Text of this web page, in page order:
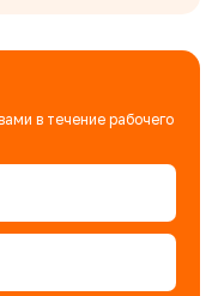
в течение рабочего